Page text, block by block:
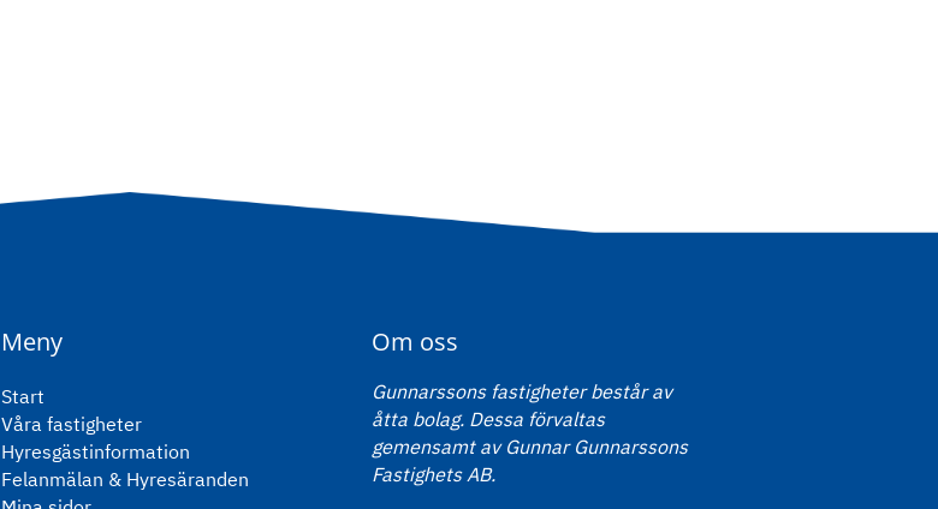
Meny
Start
Våra fastigheter
Hyresgästinformation
Felanmälan & Hyresäranden
Om oss
Gunnarssons fastigheter består av
åtta bolag. Dessa förvaltas
gemensamt av Gunnar Gunnarssons
Fastighets AB.